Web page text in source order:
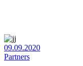
09.09.2020
Partners